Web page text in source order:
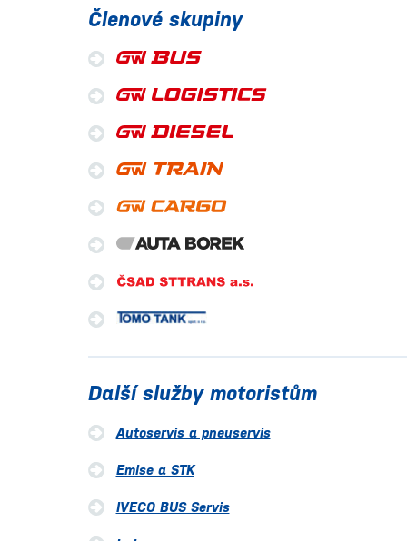
Členové skupiny
Další služby motoristům
Autoservis a pneuservis
Emise a STK
IVECO BUS Servis